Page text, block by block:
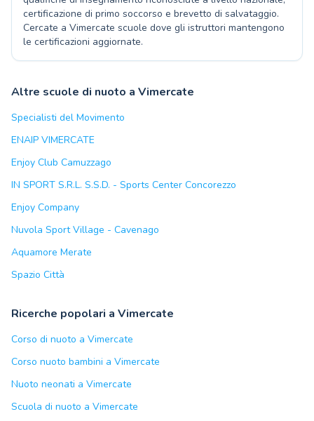
certificazione di primo soccorso e brevetto di salvataggio.
Cercate a Vimercate scuole dove gli istruttori mantengono
le certificazioni aggiornate.
Altre scuole di nuoto a Vimercate
Specialisti del Movimento
ENAIP VIMERCATE
Enjoy Club Camuzzago
IN SPORT S.R.L. S.S.D. - Sports Center Concorezzo
Enjoy Company
Nuvola Sport Village - Cavenago
Aquamore Merate
Spazio Città
Ricerche popolari a Vimercate
Corso di nuoto a Vimercate
Corso nuoto bambini a Vimercate
Nuoto neonati a Vimercate
Scuola di nuoto a Vimercate